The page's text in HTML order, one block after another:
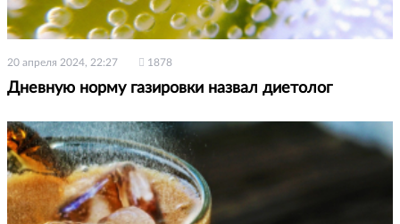
20 апреля 2024, 22:27 1878
Дневную норму газировки назвал диетолог